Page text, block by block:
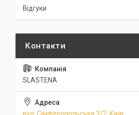
Відгуки
SLASTENA